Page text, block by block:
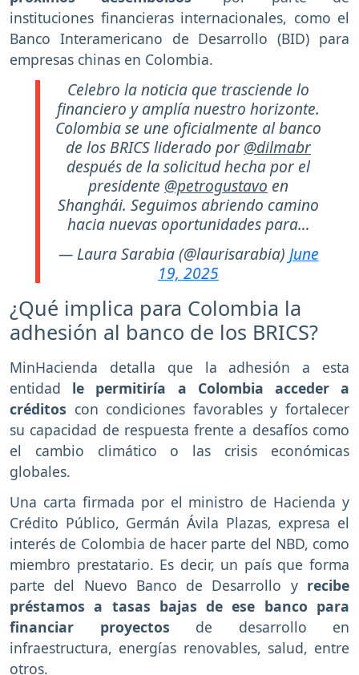
instituciones financieras internacionales, como el
Banco Interamericano de Desarrollo (BID) para
empresas chinas en Colombia.
Celebro la noticia que trasciende lo
financiero y amplía nuestro horizonte.
Colombia se une oficialmente al banco
de los BRICS liderado por @dilmabr
después de la solicitud hecha por el
presidente @petrogustavo en
Shanghái. Seguimos abriendo camino
hacia nuevas oportunidades para…
— Laura Sarabia (@laurisarabia) June
19, 2025
¿Qué implica para Colombia la
adhesión al banco de los BRICS?
MinHacienda detalla que la adhesión a esta
entidad le permitiría a Colombia acceder a
créditos con condiciones favorables y fortalecer
su capacidad de respuesta frente a desafíos como
el cambio climático o las crisis económicas
globales.
Una carta firmada por el ministro de Hacienda y
Crédito Público, Germán Ávila Plazas, expresa el
interés de Colombia de hacer parte del NBD, como
miembro prestatario. Es decir, un país que forma
parte del Nuevo Banco de Desarrollo y recibe
préstamos a tasas bajas de ese banco para
financiar proyectos de desarrollo en
infraestructura, energías renovables, salud, entre
otros.